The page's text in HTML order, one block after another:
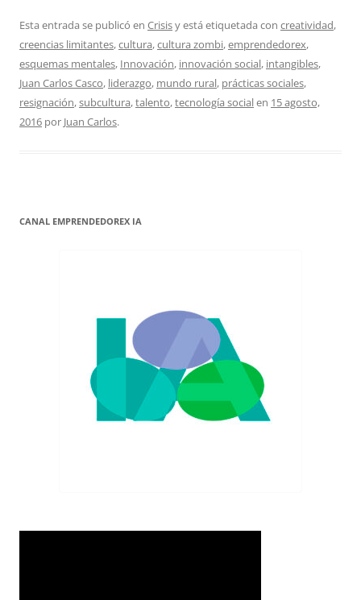
Esta entrada se publicó en Crisisy está etiquetada con creatividad,
creencias limitantes,cultura,cultura zombi,emprendedorex,
esquemas mentales, Innovación, innovación social, intangibles,
Juan Carlos Casco, liderazgo, mundo rural, prácticas sociales,
resignación,subcultura,talento,tecnología socialen 15 agosto,
2016 por Juan Carlos.
CANAL EMPRENDEDOREX IA